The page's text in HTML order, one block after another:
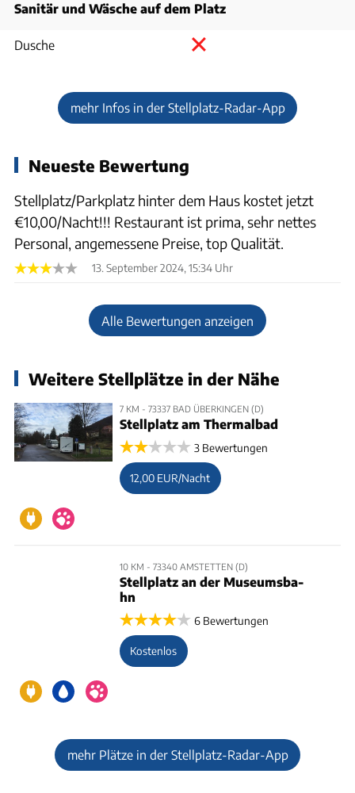
Sanitär und Wäsche auf dem Platz
Dusche
mehr Infos in der Stellplatz-Radar-App
Neueste Bewertung
Stellplatz/Parkplatz hinter dem Haus kostet jetzt
€10,00/Nacht!!! Restaurant ist prima, sehr nettes
Personal, angemessene Preise, top Qualität.
13. September 2024, 15:34 Uhr
Alle Bewertungen anzeigen
Weitere Stellplätze in der Nähe
7 KM - 73337 BAD ÜBERKINGEN (D)
Stellplatz am Thermalbad
3 Bewertungen
12,00 EUR/Nacht
10 KM - 73340 AMSTETTEN (D)
Stellplatz an der Museumsba­
hn
6 Bewertungen
Kostenlos
mehr Plätze in der Stellplatz-Radar-App